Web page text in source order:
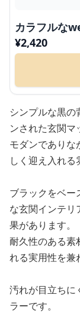
カラフルな
¥2,420
シンプルな黒
ンされた玄関マ
モダンでありな
しく迎え入れる
ブラックをベー
な玄関インテリ
果があります。
耐久性のある素
れる実用性を兼
汚れが目立ちに
ラーです。